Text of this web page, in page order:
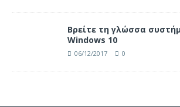
Βρείτε τη γλώσσα
Windows 10
06/12/2017 0